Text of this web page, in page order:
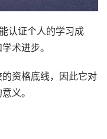
认证个人的学习成
术进步。
资格底线，因此它对
义。